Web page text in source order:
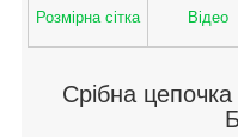
Розмірна сітка Відео
Срібна